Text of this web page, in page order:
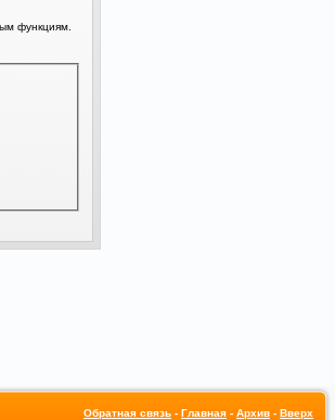
функциям.
Обратная связь - Главная - Архив - Вверх